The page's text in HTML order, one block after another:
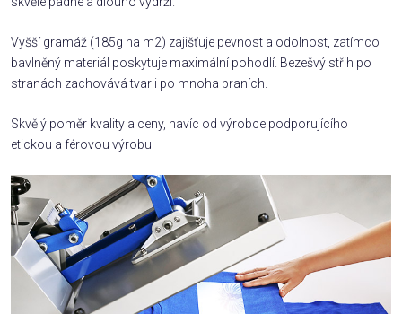
Vyšší gramáž (185g na m2) zajišťuje pevnost a odolnost, zatímco
bavlněný materiál poskytuje maximální pohodlí. Bezešvý střih po
stranách zachovává tvar i po mnoha praních.
Skvělý poměr kvality a ceny, navíc od výrobce podporujícího
etickou a férovou výrobu